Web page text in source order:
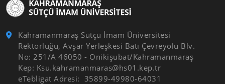
Kahramanmaraş Sütçü İmam Üniversitesi
Rektörlüğü, Avşar Yerleşkesi Batı Çevreyolu Blv.
No: 251/A 46050 - Onikişubat/Kahramanmaraş
Kep: Ksu.kahramanmaras@hs01.kep.tr
eTebligat Adresi: 35899-49980-64031